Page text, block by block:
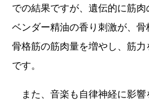
での結果ですが、遺伝的に筋
ベンダー精油の香り刺激が、骨
骨格筋の筋肉量を増やし、筋
です。
また、音楽も自律神経に影響